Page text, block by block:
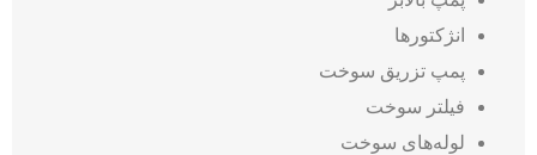
انژکتورها
پمپ تزریق سوخت
فیلتر سوخت
لوله‌های سوخت